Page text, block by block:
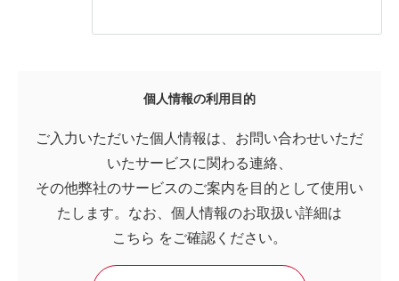
個人情報の利用目的
ご入力いただいた個人情報は、お問い合わせいただ
いたサービスに関わる連絡、
その他弊社のサービスのご案内を目的として使用い
たします。なお、個人情報のお取扱い詳細は
こちら をご確認ください。